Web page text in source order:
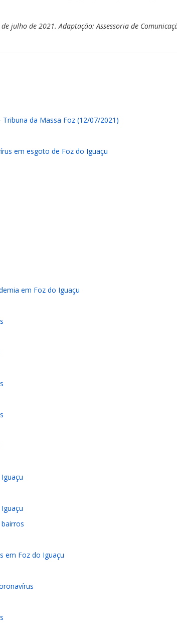
julho de 2021. Adaptação: Assessoria de
da Massa Foz (12/07/2021)
em esgoto de Foz do Iguaçu
em Foz do Iguaçu
em Foz do Iguaçu